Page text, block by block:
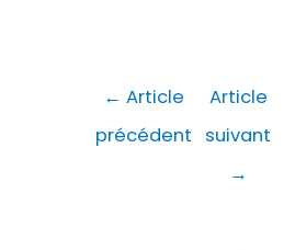
Navigation
l’article
← Article
précédent
Article
suivant
→